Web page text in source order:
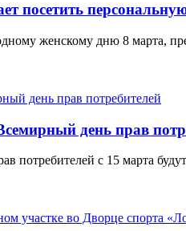
посетить
женскому дню 8 марта,
день прав
потребителей с 15 марта